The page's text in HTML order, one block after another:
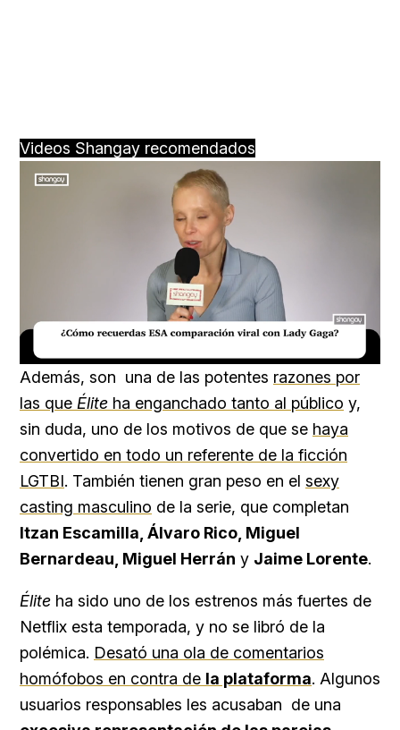
Videos Shangay recomendados
20.76%
Además, son una de las potentes razones por
las que Élite ha enganchado tanto al público y,
sin duda, uno de los motivos de que se haya
convertido en todo un referente de la ficción
LGTBI. También tienen gran peso en el sexy
casting masculino de la serie, que completan
Itzan Escamilla, Álvaro Rico, Miguel
Bernardeau, Miguel Herrán y Jaime Lorente.
Élite ha sido uno de los estrenos más fuertes de
Netflix esta temporada, y no se libró de la
polémica. Desató una ola de comentarios
homófobos en contra de la plataforma. Algunos
usuarios responsables les acusaban de una